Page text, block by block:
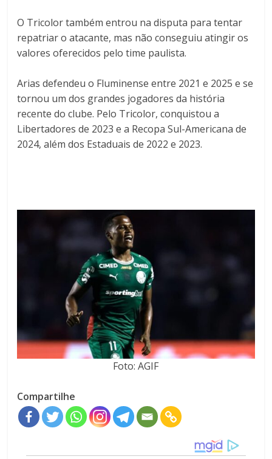
O Tricolor também entrou na disputa para tentar
repatriar o atacante, mas não conseguiu atingir os
valores oferecidos pelo time paulista.
Arias defendeu o Fluminense entre 2021 e 2025 e se
tornou um dos grandes jogadores da história
recente do clube. Pelo Tricolor, conquistou a
Libertadores de 2023 e a Recopa Sul-Americana de
2024, além dos Estaduais de 2022 e 2023.
Foto: AGIF
Compartilhe